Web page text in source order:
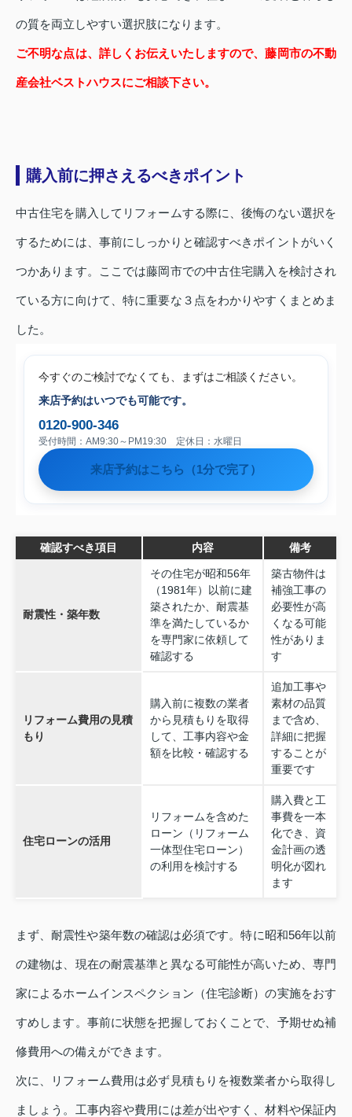
の質を両立しやすい選択肢になります。
ご不明な点は、詳しくお伝えいたしますので、藤岡市の不動
産会社ベストハウスにご相談下さい。
購入前に押さえるべきポイント
中古住宅を購入してリフォームする際に、後悔のない選択を
するためには、事前にしっかりと確認すべきポイントがいく
つかあります。ここでは藤岡市での中古住宅購入を検討され
ている方に向けて、特に重要な３点をわかりやすくまとめま
した。
今すぐのご検討でなくても、まずはご相談ください。
来店予約はいつでも可能です。
0120-900-346
受付時間：AM9:30～PM19:30 定休日：水曜日
来店予約はこちら（1分で完了）
確認すべき項目 内容 備考
耐震性・築年数
その住宅が昭和56年
（1981年）以前に建
築されたか、耐震基
準を満たしているか
を専門家に依頼して
確認する
築古物件は
補強工事の
必要性が高
くなる可能
性がありま
す
リフォーム費用の見積
もり
購入前に複数の業者
から見積もりを取得
して、工事内容や金
額を比較・確認する
追加工事や
素材の品質
まで含め、
詳細に把握
することが
重要です
住宅ローンの活用
リフォームを含めた
ローン（リフォーム
一体型住宅ローン）
の利用を検討する
購入費と工
事費を一本
化でき、資
金計画の透
明化が図れ
ます
まず、耐震性や築年数の確認は必須です。特に昭和56年以前
の建物は、現在の耐震基準と異なる可能性が高いため、専門
家によるホームインスペクション（住宅診断）の実施をおす
すめします。事前に状態を把握しておくことで、予期せぬ補
修費用への備えができます。
次に、リフォーム費用は必ず見積もりを複数業者から取得し
ましょう。工事内容や費用には差が出やすく、材料や保証内